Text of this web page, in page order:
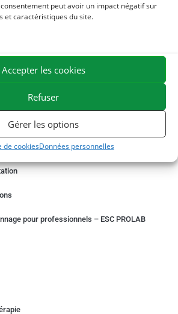
peut avoir un impact négatif sur
et caractéristiques du site.
Accepter les cookies
Refuser
Gérer les options
de cookiesDonnées personnelles
- ENRICHI EN VITAMINE B ET HUILE D'ONAGRE
VERA - SOURCE DE NOMBREUX
- BIEN-ÊTRE DIGESTIF CHEVAL
commande ?
pour professionnels – ESC PROLAB